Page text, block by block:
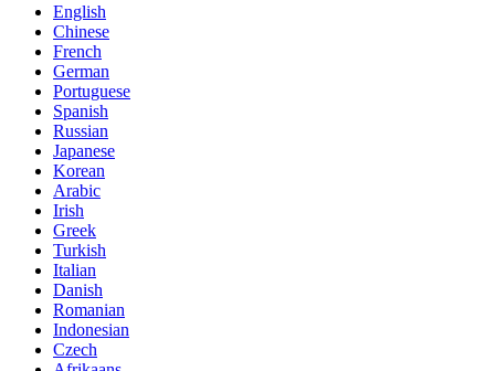
English
Chinese
French
German
Portuguese
Spanish
Russian
Japanese
Korean
Arabic
Irish
Greek
Turkish
Italian
Danish
Romanian
Indonesian
Czech